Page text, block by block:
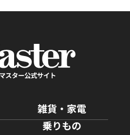
スター公式サイト
雑貨・家電
乗りもの